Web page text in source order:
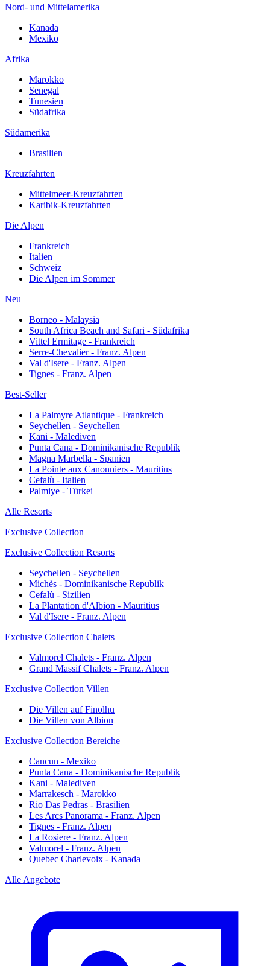
Nord- und Mittelamerika
Kanada
Mexiko
Afrika
Marokko
Senegal
Tunesien
Südafrika
Südamerika
Brasilien
Kreuzfahrten
Mittelmeer-Kreuzfahrten
Karibik-Kreuzfahrten
Die Alpen
Frankreich
Italien
Schweiz
Die Alpen im Sommer
Neu
Borneo - Malaysia
South Africa Beach and Safari - Südafrika
Vittel Ermitage - Frankreich
Serre-Chevalier - Franz. Alpen
Val d'Isere - Franz. Alpen
Tignes - Franz. Alpen
Best-Seller
La Palmyre Atlantique - Frankreich
Seychellen - Seychellen
Kani - Malediven
Punta Cana - Dominikanische Republik
Magna Marbella - Spanien
La Pointe aux Canonniers - Mauritius
Cefalù - Italien
Palmiye - Türkei
Alle Resorts
Exclusive Collection
Exclusive Collection Resorts
Seychellen - Seychellen
Michès - Dominikanische Republik
Cefalù - Sizilien
La Plantation d'Albion - Mauritius
Val d'Isere - Franz. Alpen
Exclusive Collection Chalets
Valmorel Chalets - Franz. Alpen
Grand Massif Chalets - Franz. Alpen
Exclusive Collection Villen
Die Villen auf Finolhu
Die Villen von Albion
Exclusive Collection Bereiche
Cancun - Mexiko
Punta Cana - Dominikanische Republik
Kani - Malediven
Marrakesch - Marokko
Rio Das Pedras - Brasilien
Les Arcs Panorama - Franz. Alpen
Tignes - Franz. Alpen
La Rosiere - Franz. Alpen
Valmorel - Franz. Alpen
Quebec Charlevoix - Kanada
Alle Angebote